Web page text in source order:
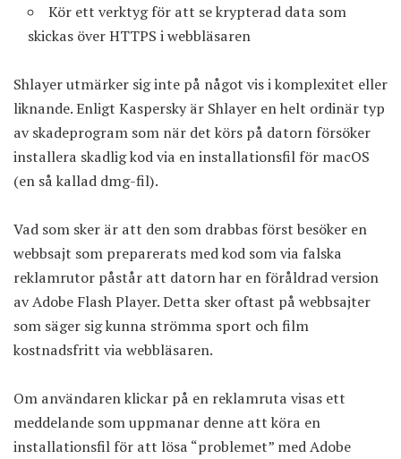
Kör ett verktyg för att se krypterad data som
skickas över HTTPS i webbläsaren
Shlayer utmärker sig inte på något vis i komplexitet eller
liknande. Enligt Kaspersky är Shlayer en helt ordinär typ
av skadeprogram som när det körs på datorn försöker
installera skadlig kod via en installationsfil för macOS
(en så kallad dmg-fil).
Vad som sker är att den som drabbas först besöker en
webbsajt som preparerats med kod som via falska
reklamrutor påstår att datorn har en föråldrad version
av Adobe Flash Player. Detta sker oftast på webbsajter
som säger sig kunna strömma sport och film
kostnadsfritt via webbläsaren.
Om användaren klickar på en reklamruta visas ett
meddelande som uppmanar denne att köra en
installationsfil för att lösa “problemet” med Adobe